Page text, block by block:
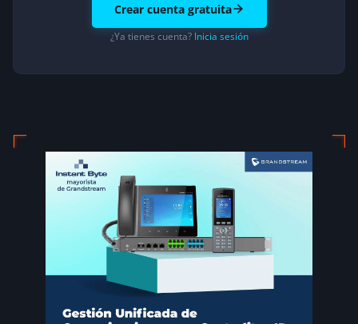
Crear cuenta gratuita
¿Ya tienes cuenta? Inicia sesión